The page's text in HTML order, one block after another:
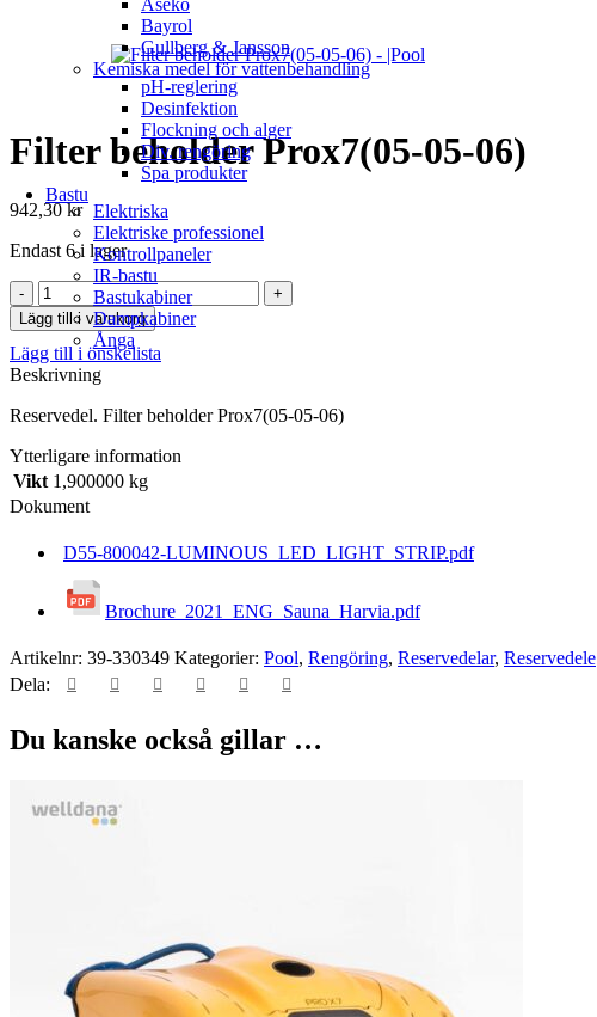
Aseko
Bayrol
Gullberg & Jansson
Kemiska medel för vattenbehandling
pH-reglering
Desinfektion
Flockning och alger
Div. rengöring
Spa produkter
Bastu
Elektriska
Elektriske professionel
Kontrollpaneler
IR-bastu
Bastukabiner
Dampkabiner
Ånga
Filter beholder Prox7(05-05-06)
942,30kr
Endast 6 i lager
Filter
beholder
Prox7(05-
05-
06)
Lägg till i varukorg
Lägg till i önskelista
Beskrivning
Reservedel. Filter beholder Prox7(05-05-06)
Ytterligare information
Vikt 1,900000 kg
Dokument
D55-800042-LUMINOUS_LED_LIGHT_STRIP.pdf
Brochure_2021_ENG_Sauna_Harvia.pdf
Artikelnr: 39-330349 Kategorier: Pool, Rengöring, Reservedelar, Reservedele
Dela:
Du kanske också gillar …